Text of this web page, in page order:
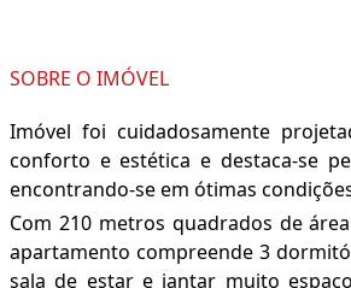
SOBRE O IMÓVEL
Imóvel foi cuidadosamente
conforto e estética e destaca-se
encontrando-se em ótimas
Com 210 metros quadrados de
apartamento compreende 3
sala de estar e jantar muito